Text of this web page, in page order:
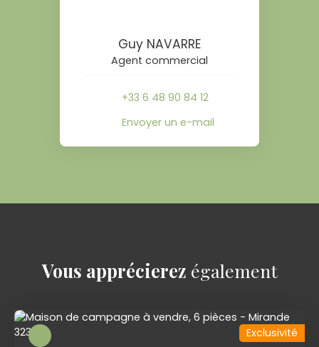
Guy NAVARRE
Agent commercial
+33 6 48 90 84 12
Envoyer un e-mail
Vous apprécierez également
Exclusivité